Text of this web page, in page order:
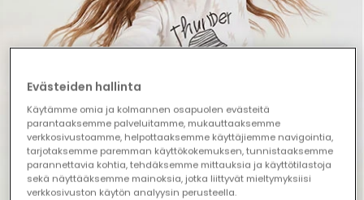
Evästeiden hallinta
Käytämme omia ja kolmannen osapuolen evästeitä
parantaaksemme palveluitamme, mukauttaaksemme
verkkosivustoamme, helpottaaksemme käyttäjiemme navigointia,
tarjotaksemme paremman käyttökokemuksen, tunnistaaksemme
parannettavia kohtia, tehdäksemme mittauksia ja käyttötilastoja
sekä näyttääksemme mainoksia, jotka liittyvät mieltymyksiisi
verkkosivuston käytön analyysin perusteella.